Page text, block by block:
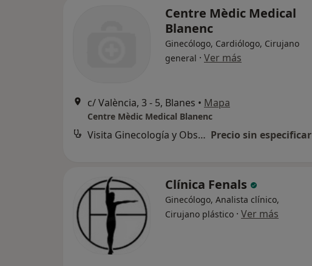
Centre Mèdic Medical
Blanenc
Ginecólogo, Cardiólogo, Cirujano
general · Ver más
c/ València, 3 - 5, Blanes • Mapa
Centre Mèdic Medical Blanenc
Visita Ginecología y Obstetricia Precio sin especificar
Clínica Fenals
Ginecólogo, Analista clínico,
Cirujano plástico · Ver más